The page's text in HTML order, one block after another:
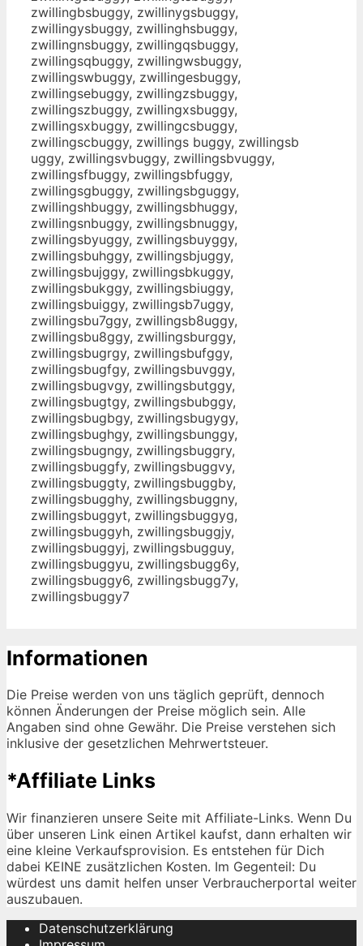
zwillingbsbuggy, zwillinygsbuggy,
zwillingysbuggy, zwillinghsbuggy,
zwillingnsbuggy, zwillingqsbuggy,
zwillingsqbuggy, zwillingwsbuggy,
zwillingswbuggy, zwillingesbuggy,
zwillingsebuggy, zwillingzsbuggy,
zwillingszbuggy, zwillingxsbuggy,
zwillingsxbuggy, zwillingcsbuggy,
zwillingscbuggy, zwillings buggy, zwillingsb
uggy, zwillingsvbuggy, zwillingsbvuggy,
zwillingsfbuggy, zwillingsbfuggy,
zwillingsgbuggy, zwillingsbguggy,
zwillingshbuggy, zwillingsbhuggy,
zwillingsnbuggy, zwillingsbnuggy,
zwillingsbyuggy, zwillingsbuyggy,
zwillingsbuhggy, zwillingsbjuggy,
zwillingsbujggy, zwillingsbkuggy,
zwillingsbukggy, zwillingsbiuggy,
zwillingsbuiggy, zwillingsb7uggy,
zwillingsbu7ggy, zwillingsb8uggy,
zwillingsbu8ggy, zwillingsburggy,
zwillingsbugrgy, zwillingsbufggy,
zwillingsbugfgy, zwillingsbuvggy,
zwillingsbugvgy, zwillingsbutggy,
zwillingsbugtgy, zwillingsbubggy,
zwillingsbugbgy, zwillingsbugygy,
zwillingsbughgy, zwillingsbunggy,
zwillingsbugngy, zwillingsbuggry,
zwillingsbuggfy, zwillingsbuggvy,
zwillingsbuggty, zwillingsbuggby,
zwillingsbugghy, zwillingsbuggny,
zwillingsbuggyt, zwillingsbuggyg,
zwillingsbuggyh, zwillingsbuggjy,
zwillingsbuggyj, zwillingsbugguy,
zwillingsbuggyu, zwillingsbugg6y,
zwillingsbuggy6, zwillingsbugg7y,
zwillingsbuggy7
Informationen
Die Preise werden von uns täglich geprüft, dennoch
können Änderungen der Preise möglich sein. Alle
Angaben sind ohne Gewähr. Die Preise verstehen sich
inklusive der gesetzlichen Mehrwertsteuer.
*Affiliate Links
Wir finanzieren unsere Seite mit Affiliate-Links. Wenn Du
über unseren Link einen Artikel kaufst, dann erhalten wir
eine kleine Verkaufsprovision. Es entstehen für Dich
dabei KEINE zusätzlichen Kosten. Im Gegenteil: Du
würdest uns damit helfen unser Verbraucherportal weiter
auszubauen.
Datenschutzerklärung